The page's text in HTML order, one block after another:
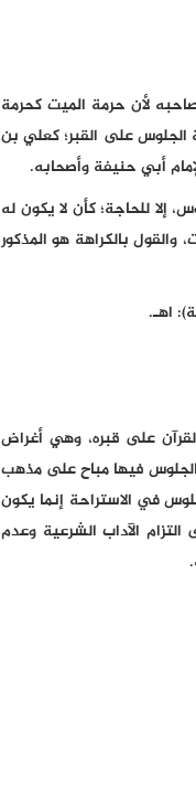
لأن حرمة الميت كحرمة
الجلوس على القبر؛ كعلي بن
أبي حنيفة وأصحابه.
إلا للحاجة؛ كأن لا يكون له
والقول بالكراهة هو المذكور
على قبره، وهي أغراض
فيها مباح على مذهب
في الاستراحة إنما يكون
التزام الآداب الشرعية وعدم